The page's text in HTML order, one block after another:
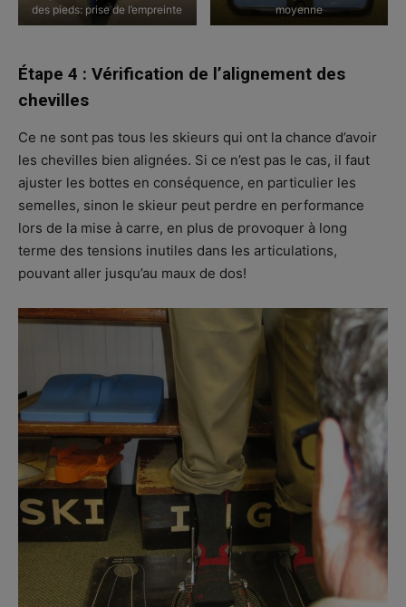
des pieds: prise de l’empreinte
moyenne
Étape 4 : Vérification de l’alignement des
chevilles
Ce ne sont pas tous les skieurs qui ont la chance d’avoir
les chevilles bien alignées. Si ce n’est pas le cas, il faut
ajuster les bottes en conséquence, en particulier les
semelles, sinon le skieur peut perdre en performance
lors de la mise à carre, en plus de provoquer à long
terme des tensions inutiles dans les articulations,
pouvant aller jusqu’au maux de dos!